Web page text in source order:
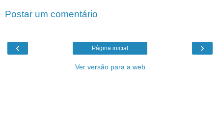
Postar um comentário
‹ ›
Página inicial
Ver versão para a web